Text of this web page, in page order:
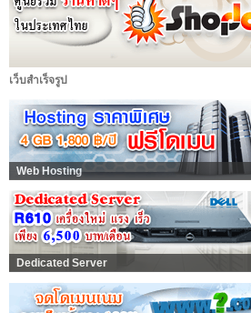
เว็บสำเร็จรูป
Web Hosting
Dedicated Server